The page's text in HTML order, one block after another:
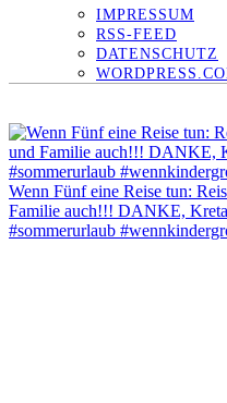
IMPRESSUM
RSS-FEED
DATENSCHUTZ
Wenn Fünf eine Reise tun:
Familie auch!!! DANKE,
#sommerurlaub